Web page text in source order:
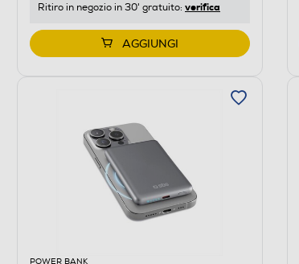
Ritiro in negozio in 30' gratuito: verifica
AGGIUNGI
POWER BANK